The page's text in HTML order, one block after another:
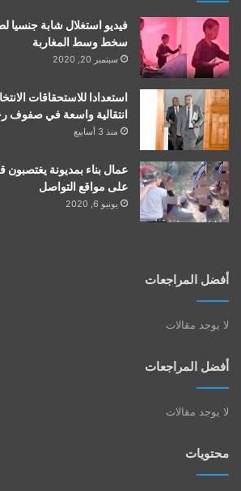
فيديو استغلال شابة جنسيا
سخط وسط المغاربة
سبتمبر 20, 2020
استعدادا للاستحقاقات
انتقالية واسعة في صفوف
منذ 3 أسابيع
عمال بناء بمديونة
على مواقع التواصل
يونيو 6, 2020
أفضل المراجعات
لا يوجد مقالات
أفضل المراجعات
لا يوجد مقالات
محتويات